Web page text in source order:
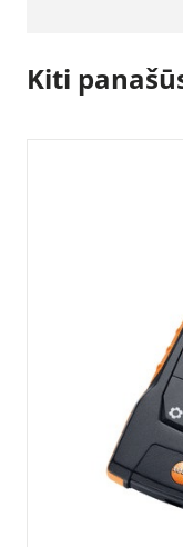
Kiti